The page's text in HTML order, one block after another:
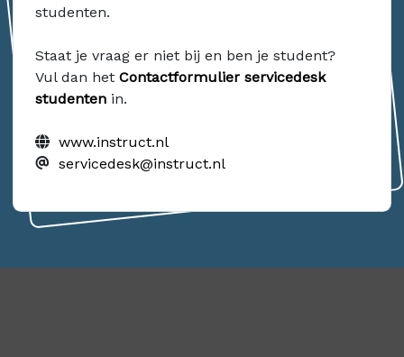
studenten.
Staat je vraag er niet bij en ben je student?
Vul dan het Contactformulier servicedesk
studenten in.
www.instruct.nl
servicedesk@instruct.nl